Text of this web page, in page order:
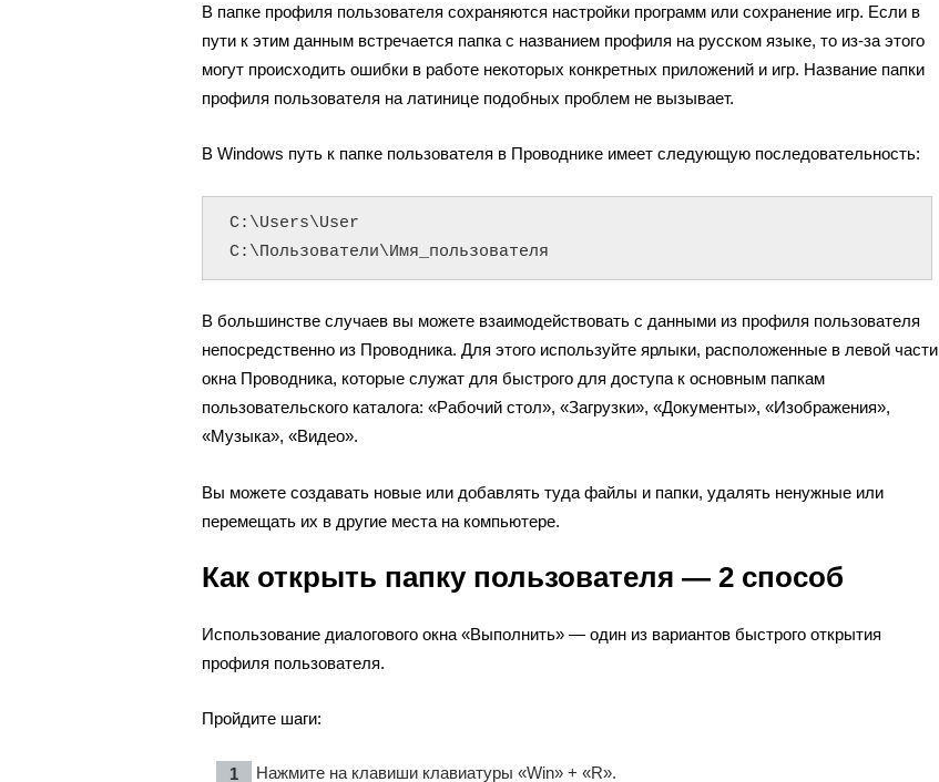
В папке профиля пользователя сохраняются настройки программ или сохранение игр. Если в
пути к этим данным встречается папка с названием профиля на русском языке, то из-за этого
могут происходить ошибки в работе некоторых конкретных приложений и игр. Название папки
профиля пользователя на латинице подобных проблем не вызывает.
В Windows путь к папке пользователя в Проводнике имеет следующую последовательность:
C:\Users\User
C:\Пользователи\Имя_пользователя
В большинстве случаев вы можете взаимодействовать с данными из профиля пользователя
непосредственно из Проводника. Для этого используйте ярлыки, расположенные в левой части
окна Проводника, которые служат для быстрого для доступа к основным папкам
пользовательского каталога: «Рабочий стол», «Загрузки», «Документы», «Изображения»,
«Музыка», «Видео».
Вы можете создавать новые или добавлять туда файлы и папки, удалять ненужные или
перемещать их в другие места на компьютере.
Как открыть папку пользователя — 2 способ
Использование диалогового окна «Выполнить» — один из вариантов быстрого открытия
профиля пользователя.
Пройдите шаги:
Нажмите на клавиши клавиатуры «Win» + «R».